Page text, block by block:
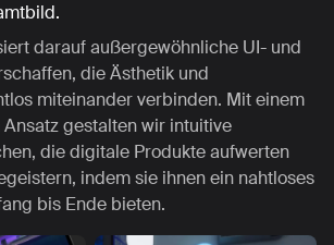
darauf außergewöhnliche UI- und
die Ästhetik und
miteinander verbinden. Mit einem
gestalten wir intuitive
die digitale Produkte aufwerten
indem sie ihnen ein nahtloses
bis Ende bieten.